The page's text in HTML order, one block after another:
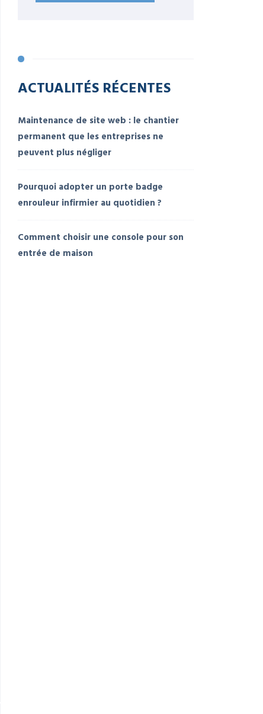
ACTUALITÉS RÉCENTES
Maintenance de site web : le chantier
permanent que les entreprises ne
peuvent plus négliger
Pourquoi adopter un porte badge
enrouleur infirmier au quotidien ?
Comment choisir une console pour son
entrée de maison